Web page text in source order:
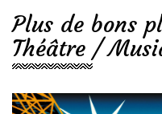
Plus de bons
Théâtre /